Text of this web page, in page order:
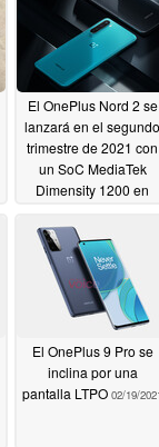
El OnePlus Nord 2 se
lanzará en el segundo
trimestre de 2021 con
un SoC MediaTek
Dimensity 1200 en
Snapdragon 775G
03/05/2021
El OnePlus 9 Pro se
inclina por una
pantalla LTPO 02/19/